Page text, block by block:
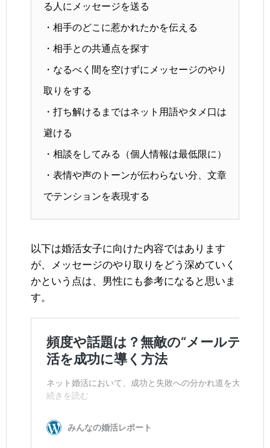
る人にメッセージを送る
・相手のどこに惹かれたかを伝える
・相手との共通点を探す
・なるべく間を空けずにメッセージのやり
取りをする
・打ち解けるまではネット用語やタメ口は
避ける
・相談をしてみる（個人情報は最低限に）
・表情や声のトーンが伝わらない分、文章
でテンションを表現する
以下は婚活女子に向けた内容ではあります
が、メッセージのやり取りをどう深めていく
かという点は、男性にも参考になると思いま
す。